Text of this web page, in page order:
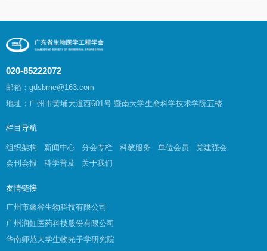
020-85222072
邮箱：gdsbme@163.com
地址：广州市黄埔大道西601号 暨南大学生命科学技术学院五楼
栏目导航
组织架构 新闻中心 分会专栏 科教服务 单位会员
党建强会
会刊会报
科学普及 关于我们
友情链接
广州市鑫谷生物科技有限公司
广州润虹医药科技股份有限公司
华南师范大学生物光子学研究院